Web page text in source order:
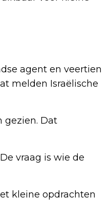
agent en veertien
melden Israëlische
gezien. Dat
vraag is wie de
kleine opdrachten